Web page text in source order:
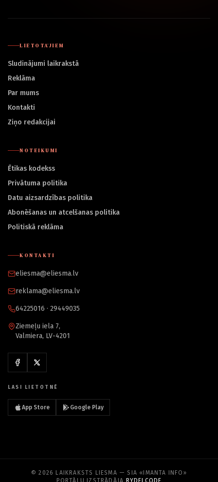
LIETOTĀJIEM
Sludinājumi laikrakstā
Reklāma
Par mums
Kontakti
Ziņo redakcijai
NOTEIKUMI
Ētikas kodekss
Privātuma politika
Datu aizsardzības politika
Abonēšanas un atcelšanas politika
Politiskā reklāma
KONTAKTI
eliesma@eliesma.lv
reklama@eliesma.lv
64225016 · 29449035
Ziemeļu iela 7,
Valmiera, LV-4201
LASI LIETOTNĒ
App Store Google Play
© 2026 LAIKRAKSTS LIESMA — SIA «IMANTA INFO»
PORTĀLU IZSTRĀDĀJA RYDELCODE